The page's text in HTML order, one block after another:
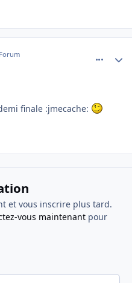
finale :jmecache:
et vous inscrire plus tard.
vous maintenantpour